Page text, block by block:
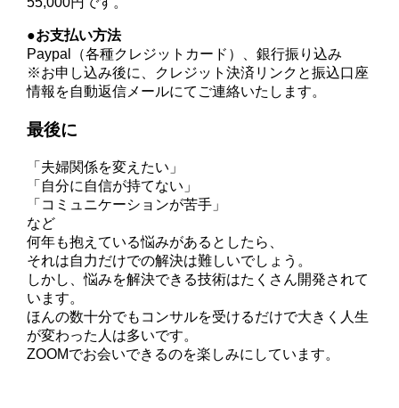
●お支払い方法
Paypal（各種クレジットカード）、銀行振り込み
※お申し込み後に、クレジット決済リンクと振込口座
情報を自動返信メールにてご連絡いたします。
最後に
「夫婦関係を変えたい」
「自分に自信が持てない」
「コミュニケーションが苦手」
など
何年も抱えている悩みがあるとしたら、
それは自力だけでの解決は難しいでしょう。
しかし、悩みを解決できる技術はたくさん開発されて
います。
ほんの数十分でもコンサルを受けるだけで大きく人生
が変わった人は多いです。
ZOOMでお会いできるのを楽しみにしています。